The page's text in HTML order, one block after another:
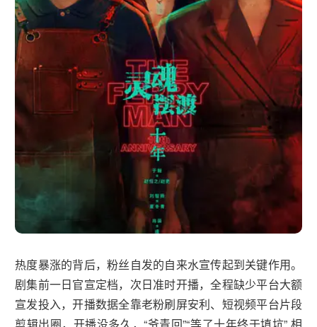
热度暴涨的背后，粉丝自发的自来水宣传起到关键作用。
剧集前一日官宣定档，次日准时开播，全程缺少平台大额
宣发投入，开播数据全靠老粉刷屏安利、短视频平台片段
剪辑出圈，开播没多久，“爷青回”“等了十年终于填坑” 相